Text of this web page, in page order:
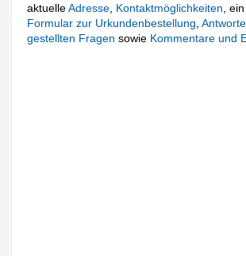
aktuelleAdresse Kontaktmöglichkeiten ,
Formular zur Urkundenbestellung ,
gestellten Fragen sowie Kommentare und